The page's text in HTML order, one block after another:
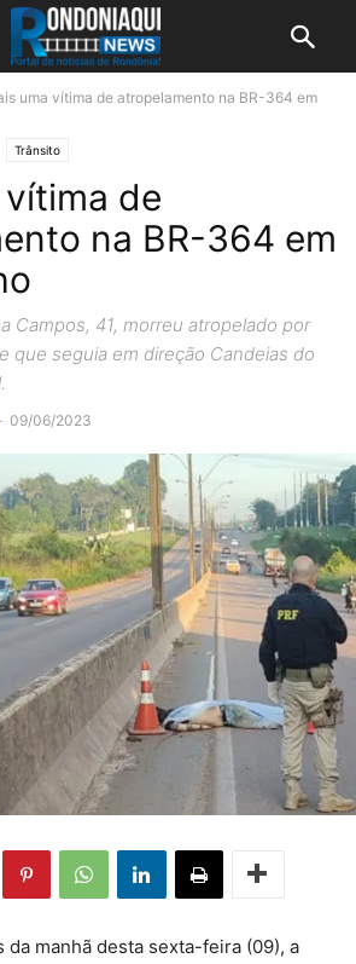
uma vítima de atropelamento na BR-364 em
Trânsito
de
na BR-364 em
Campos, 41, morreu atropelado por
que seguia em direção Candeias do
09/06/2023
da manhã desta sexta-feira (09), a